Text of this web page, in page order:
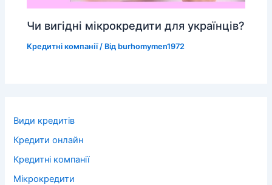
Чи вигідні мікрокредити для українців?
Кредитні компанії/ Від burhomymen1972
Види кредитів
Кредити онлайн
Кредитні компанії
Мікрокредити